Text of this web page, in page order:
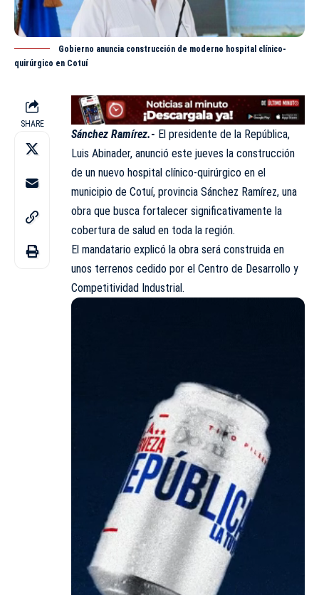
Gobierno anuncia construcción de moderno hospital clínico-
quirúrgico en Cotuí
SHARE
Sánchez Ramírez.- El presidente de la República,
Luis Abinader, anunció este jueves la construcción
de un nuevo hospital clínico-quirúrgico en el
municipio de Cotuí, provincia Sánchez Ramírez, una
obra que busca fortalecer significativamente la
cobertura de salud en toda la región.
El mandatario explicó la obra será construida en
unos terrenos cedido por el Centro de Desarrollo y
Competitividad Industrial.